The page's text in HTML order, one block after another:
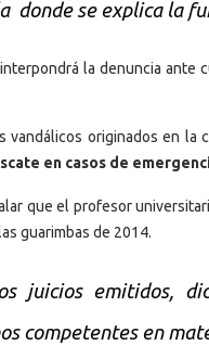
donde se explica la
la denuncia ante
vandálicos originados en la
en casos de
que el profesor
guarimbas de 2014.
juicios emitidos,
competentes en